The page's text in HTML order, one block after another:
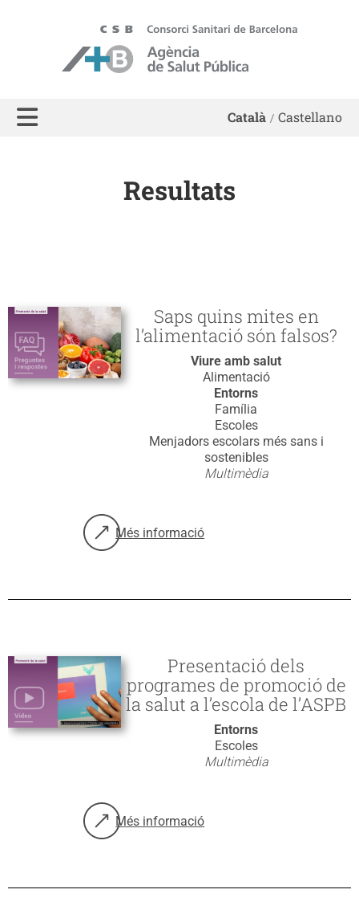
ASPB - Agència de Salut Pública de Barcelona
Català Castellano
Resultats
Saps quins mites en
l’alimentació són falsos?
Viure amb salut
Alimentació
Entorns
Família
Escoles
Menjadors escolars més sans i
sostenibles
Multimèdia
Més informació
sobre: Saps quins mites en l’alimentació
Presentació dels
programes de promoció de
la salut a l’escola de l’ASPB
Entorns
Escoles
Multimèdia
Més informació
sobre: Presentació dels programes de